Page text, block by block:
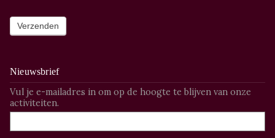
Nieuwsbrief
Vul je e-mailadres in om op de hoogte te blijven van onze
activiteiten.